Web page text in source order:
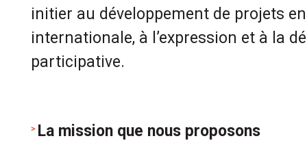
initier au développement de projets
internationale, à l’expression et à la
participative.
La mission que nous proposons